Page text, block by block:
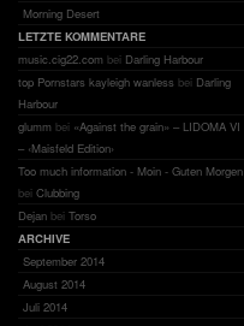
Morning Desert
LETZTE KOMMENTARE
music.cig22.com bei Darling Harbour
top Pornstars kayleigh wanless bei Darling
Harbour
glumm bei «Against the grain» – LIDOMA VI
– ‹Maisfeld Edition›
Too much information - Moin - Guten Morgen
bei Clubbing
Dejan bei Torso
ARCHIVE
September 2014
August 2014
Juli 2014